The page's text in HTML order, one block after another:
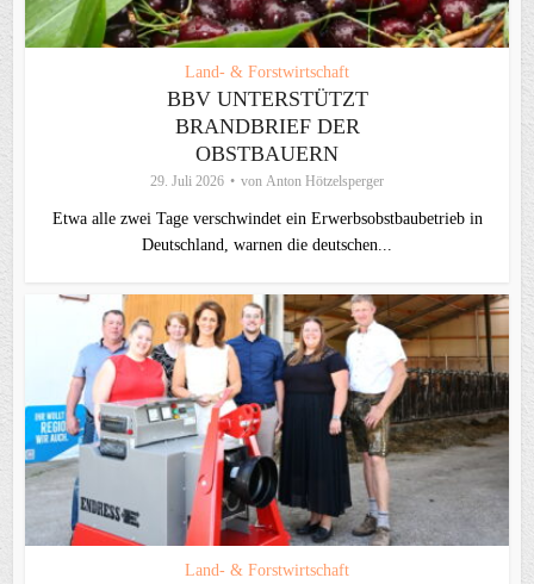
Land- & Forstwirtschaft
BBV UNTERSTÜTZT
BRANDBRIEF DER
OBSTBAUERN
29. Juli 2026 von Anton Hötzelsperger
Etwa alle zwei Tage verschwindet ein Erwerbsobstbaubetrieb in
Deutschland, warnen die deutschen...
Land- & Forstwirtschaft